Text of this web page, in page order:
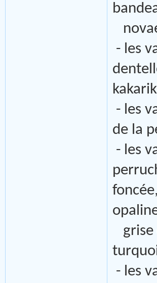
- les
- les
de la
- les
grise
- les